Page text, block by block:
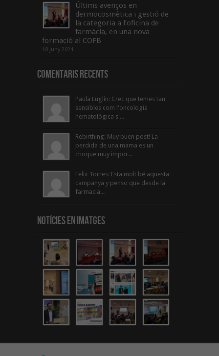
Últims avenços en
dermocosmètica i gestió de
la categoria a l’oficina de
farmàcia, en una nova
formació al COFB
18 juny 2024
Comentaris Recents
Paula Luglin: Crec que temes tan
sensibles com l'oncologia
hematològica s'...
Rebirthing: Muy buen post! La
perdida de una mama es un
choque muy impor...
Felix Torres: Esta molt bé aquesta
campanya y penso que desde la
farmacia...
Notícies en Imatges